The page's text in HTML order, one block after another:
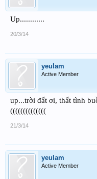
Up............
20/3/14
yeulam
Active Member
up...trời đất ơi, thất tình
((((((((((((((
21/3/14
yeulam
Active Member